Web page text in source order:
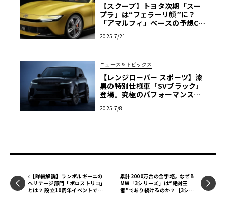
【スクープ】トヨタ次期「スー
プラ」は“フェラーリ顔”に？
「アマルフィ」ベースの予想CG
ンへの期待
2025 7/21
ニュース＆トピックス
【レンジローバー スポーツ】漆
黒の特別仕様車「SVブラック」
登場。究極のパフォーマンスと
2025 7/8
【詳細解説】ランボルギーニの
ヘリテージ部門「ポロストリコ」
とは？ 設立10周年イベントでそ
累計2000万台の金字塔。なぜB
MW「3シリーズ」は“絶対王
者”であり続けるのか？【3シリ